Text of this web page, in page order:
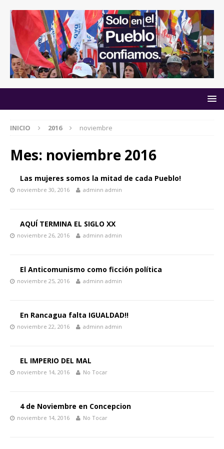
INICIO 2016 noviembre
Mes: noviembre 2016
Las mujeres somos la mitad de cada Pueblo!
noviembre 30, 2016 adminn admin
AQUÍ TERMINA EL SIGLO XX
noviembre 26, 2016 adminn admin
El Anticomunismo como ficción política
noviembre 25, 2016 adminn admin
En Rancagua falta IGUALDAD!!
noviembre 22, 2016 adminn admin
EL IMPERIO DEL MAL
noviembre 14, 2016 No Tocar
4 de Noviembre en Concepcion
noviembre 14, 2016 No Tocar